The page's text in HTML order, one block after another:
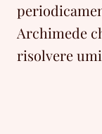
Archimede
risolvere